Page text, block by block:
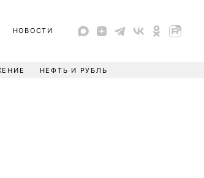
НОВОСТИ
НЕФТЬ И РУБЛЬ